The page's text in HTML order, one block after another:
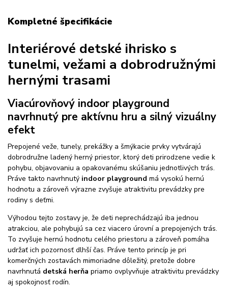
Kompletné špecifikácie
Interiérové detské ihrisko s
tunelmi, vežami a dobrodružnými
hernými trasami
Viacúrovňový indoor playground
navrhnutý pre aktívnu hru a silný vizuálny
efekt
Prepojené veže, tunely, prekážky a šmýkacie prvky vytvárajú
dobrodružne ladený herný priestor, ktorý deti prirodzene vedie k
pohybu, objavovaniu a opakovanému skúšaniu jednotlivých trás.
Práve takto navrhnutý indoor playground má vysokú hernú
hodnotu a zároveň výrazne zvyšuje atraktivitu prevádzky pre
rodiny s deťmi.
Výhodou tejto zostavy je, že deti neprechádzajú iba jednou
atrakciou, ale pohybujú sa cez viacero úrovní a prepojených trás.
To zvyšuje hernú hodnotu celého priestoru a zároveň pomáha
udržať ich pozornosť dlhší čas. Práve tento princíp je pri
komerčných zostavách mimoriadne dôležitý, pretože dobre
navrhnutá detská herňa priamo ovplyvňuje atraktivitu prevádzky
aj spokojnosť rodín.